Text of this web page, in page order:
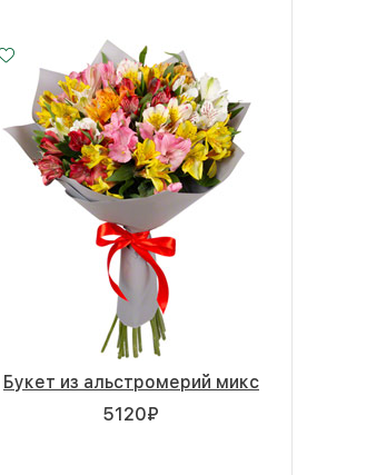
25 - 60 см
15 шт.
30 - 60 см
Букет из альстромерий микс
5120₽